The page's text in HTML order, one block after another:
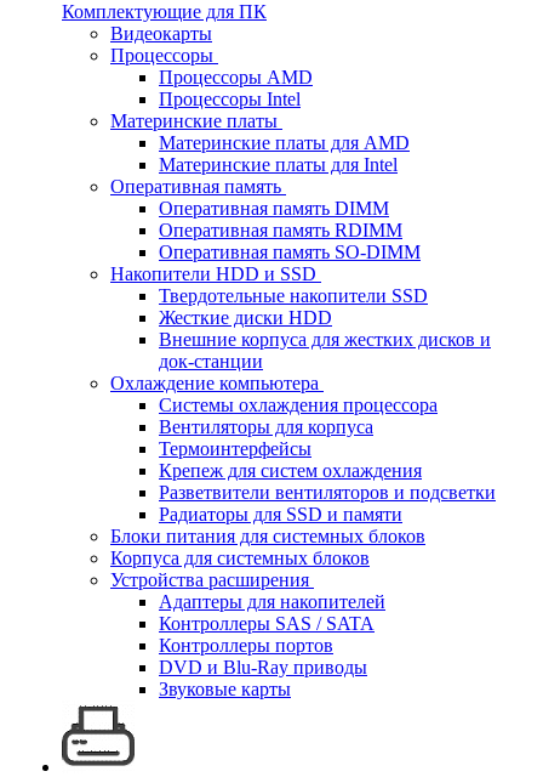
Комплектующие для ПК
Видеокарты
Процессоры
Процессоры AMD
Процессоры Intel
Материнские платы
Материнские платы для AMD
Материнские платы для Intel
Оперативная память
Оперативная память DIMM
Оперативная память RDIMM
Оперативная память SO-DIMM
Накопители HDD и SSD
Твердотельные накопители SSD
Жесткие диски HDD
Внешние корпуса для жестких дисков и
док-станции
Охлаждение компьютера
Системы охлаждения процессора
Вентиляторы для корпуса
Термоинтерфейсы
Крепеж для систем охлаждения
Разветвители вентиляторов и подсветки
Радиаторы для SSD и памяти
Блоки питания для системных блоков
Корпуса для системных блоков
Устройства расширения
Адаптеры для накопителей
Контроллеры SAS / SATA
Контроллеры портов
DVD и Blu-Ray приводы
Звуковые карты